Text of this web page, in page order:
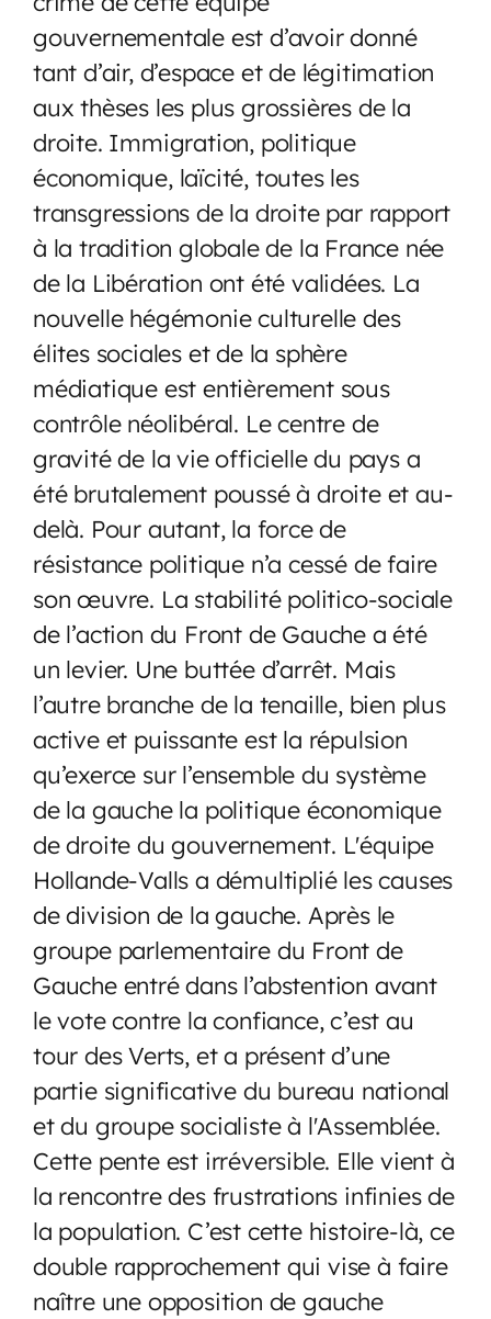
gouvernementale est d’avoir donné
tant d’air, d’espace et de légitimation
aux thèses les plus grossières de la
droite. Immigration, politique
économique, laïcité, toutes les
transgressions de la droite par rapport
à la tradition globale de la France née
de la Libération ont été validées. La
nouvelle hégémonie culturelle des
élites sociales et de la sphère
médiatique est entièrement sous
contrôle néolibéral. Le centre de
gravité de la vie officielle du pays a
été brutalement poussé à droite et au-
delà. Pour autant, la force de
résistance politique n’a cessé de faire
son œuvre. La stabilité politico-sociale
de l’action du Front de Gauche a été
un levier. Une buttée d’arrêt. Mais
l’autre branche de la tenaille, bien plus
active et puissante est la répulsion
qu’exerce sur l’ensemble du système
de la gauche la politique économique
de droite du gouvernement. L'équipe
Hollande-Valls a démultiplié les causes
de division de la gauche. Après le
groupe parlementaire du Front de
Gauche entré dans l’abstention avant
le vote contre la confiance, c’est au
tour des Verts, et a présent d’une
partie significative du bureau national
et du groupe socialiste à l'Assemblée.
Cette pente est irréversible. Elle vient à
la rencontre des frustrations infinies de
la population. C’est cette histoire-là, ce
double rapprochement qui vise à faire
naître une opposition de gauche